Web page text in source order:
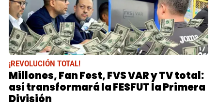
¡REVOLUCIÓN TOTAL!
Millones, Fan Fest, FVS VAR y TV total:
así transformará la FESFUT la Primera
División